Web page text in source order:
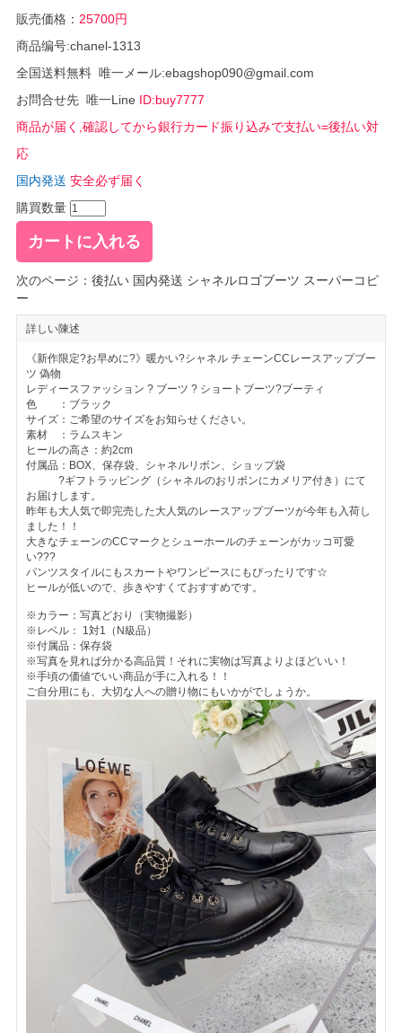
販売価格： 25700円
商品编号:chanel-1313
全国送料無料 唯一メール:ebagshop090@gmail.com
お問合せ先 唯一Line ID:buy7777
商品が届く,確認してから銀行カード振り込みで支払い=後払い対
応
国内発送 安全必ず届く
購買数量
次のページ： 後払い 国内発送 シャネルロゴブーツ スーパーコピ
ー
詳しい陳述
《新作限定?お早めに?》暖かい?シャネル チェーンCCレースアップブー
ツ 偽物
レディースファッション ? ブーツ ? ショートブーツ?ブーティ
色 ：ブラック
サイズ：ご希望のサイズをお知らせください。
素材 ：ラムスキン
ヒールの高さ：約2cm
付属品：BOX、保存袋、シャネルリボン、ショップ袋
?ギフトラッピング（シャネルのおリボンにカメリア付き）にて
お届けします。
昨年も大人気で即完売した大人気のレースアップブーツが今年も入荷し
ました！！
大きなチェーンのCCマークとシューホールのチェーンがカッコ可愛
い???
パンツスタイルにもスカートやワンピースにもぴったりです☆
ヒールが低いので、歩きやすくておすすめです。
※カラー：写真どおり（実物撮影）
※レベル： 1対1（N級品）
※付属品：保存袋
※写真を見れば分かる高品質！それに実物は写真よりよほどいい！
※手頃の価値でいい商品が手に入れる！！
ご自分用にも、大切な人への贈り物にもいかがでしょうか。